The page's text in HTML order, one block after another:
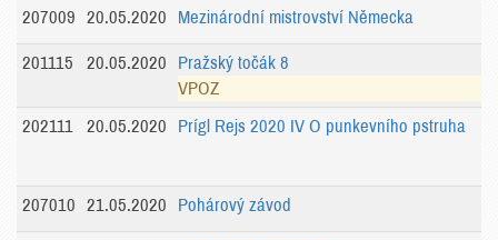
207009 20.05.2020 Mezinárodní mistrovství Německa
201115 20.05.2020
Pražský točák 8
VPOZ
202111
20.05.2020 Prígl Rejs 2020 IV O punkevního pstruha
207010 21.05.2020 Pohárový závod